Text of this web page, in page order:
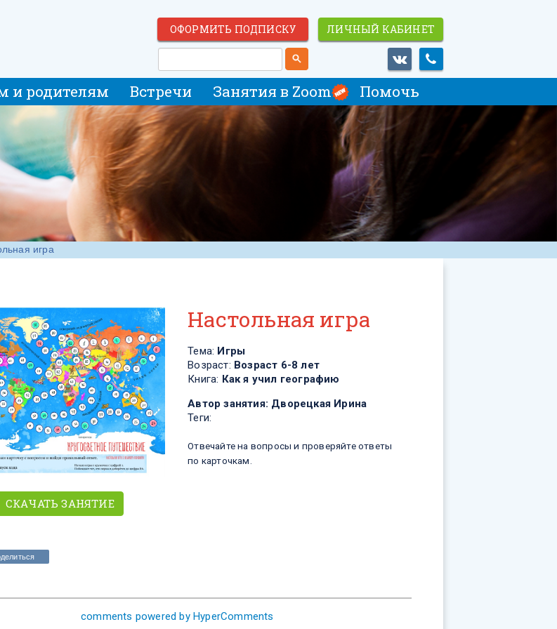
ОФОРМИТЬ ПОДПИСКУ ЛИЧНЫЙ КАБИНЕТ
и родителям Встречи Занятия в Zoom Помочь
игра
СКАЧАТЬ ЗАНЯТИЕ
Настольная игра
Тема: Игры
Возраст: Возраст 6-8 лет
Книга: Как я учил географию
Автор занятия: Дворецкая Ирина
Теги:
Отвечайте на вопросы и проверяйте ответы
по карточкам.
comments powered by HyperComments